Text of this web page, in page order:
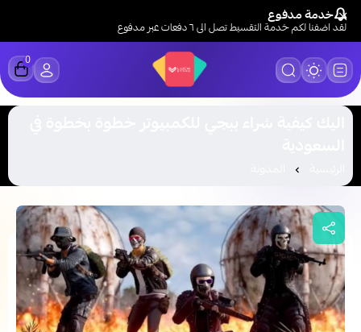
خدمة مدفوع
لقد اضفنا لكم خدمة التقسيط تصل الى ٦ دفعات عبر مدفوع
LUCK STORE
0